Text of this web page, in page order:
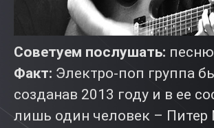
Советуем послушать:
Факт: Электро-поп группа
созданав 2013 году и в ее
лишь один человек –